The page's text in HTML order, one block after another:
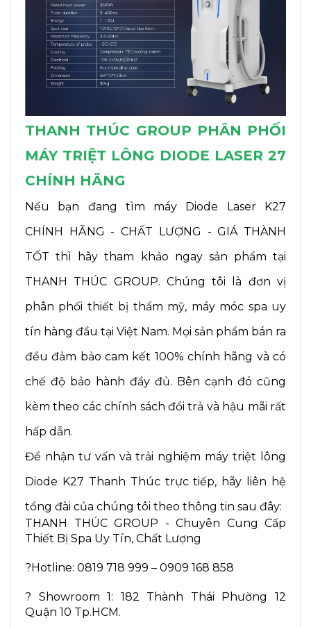
THANH THÚC GROUP PHÂN PHỐI
MÁY TRIỆT LÔNG DIODE LASER 27
CHÍNH HÃNG
Nếu bạn đang tìm máy Diode Laser K27
CHÍNH HÃNG - CHẤT LƯỢNG - GIÁ THÀNH
TỐT thì hãy tham khảo ngay sản phẩm tại
THANH THÚC GROUP. Chúng tôi là đơn vị
phân phối thiết bị thẩm mỹ, máy móc spa uy
tín hàng đầu tại Việt Nam. Mọi sản phẩm bán ra
đều đảm bảo cam kết 100% chính hãng và có
chế độ bảo hành đầy đủ. Bên cạnh đó cũng
kèm theo các chính sách đổi trả và hậu mãi rất
hấp dẫn.
Để nhận tư vấn và trải nghiệm máy triệt lông
Diode K27 Thanh Thúc trực tiếp, hãy liên hệ
tổng đài của chúng tôi theo thông tin sau đây:
THANH THÚC GROUP - Chuyên Cung Cấp
Thiết Bị Spa Uy Tín, Chất Lượng
?Hotline: 0819 718 999 – 0909 168 858
? Showroom 1: 182 Thành Thái Phường 12
Quận 10 Tp.HCM.